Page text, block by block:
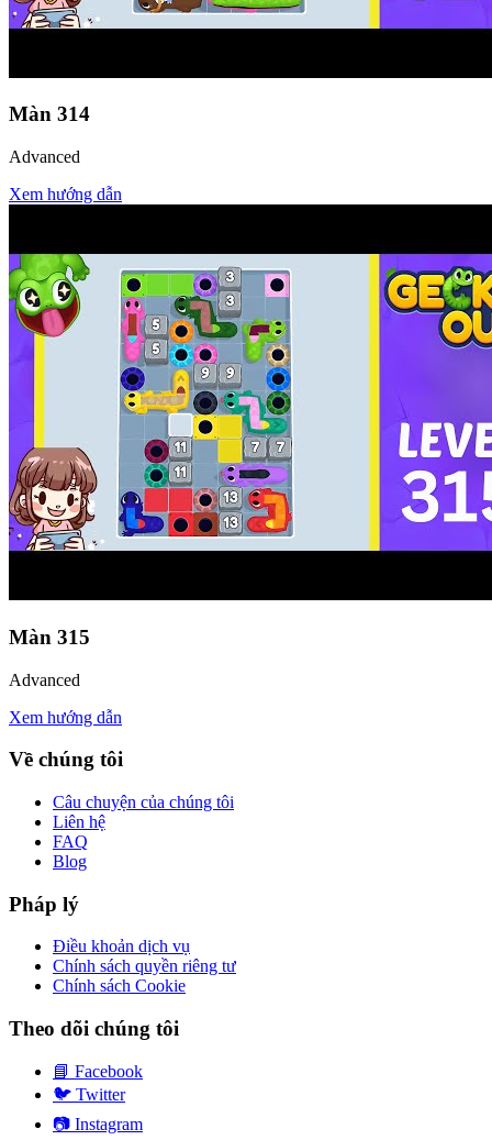
Màn 314
Advanced
Xem hướng dẫn
Màn 315
Advanced
Xem hướng dẫn
Về chúng tôi
Câu chuyện của chúng tôi
Liên hệ
FAQ
Blog
Pháp lý
Điều khoản dịch vụ
Chính sách quyền riêng tư
Chính sách Cookie
Theo dõi chúng tôi
📘 Facebook
🐦 Twitter
📷 Instagram